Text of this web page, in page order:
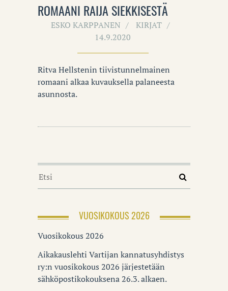
ROMAANI RAIJA SIEKKISESTÄ
ESKO KARPPANEN
KIRJAT
14.9.2020
Ritva Hellstenin tiivistunnelmainen
romaani alkaa kuvauksella palaneesta
asunnosta.
VUOSIKOKOUS 2026
Vuosikokous 2026
Aikakauslehti Vartijan kannatusyhdistys
ry:n vuosikokous 2026 järjestetään
sähköpostikokouksena 26.3. alkaen.